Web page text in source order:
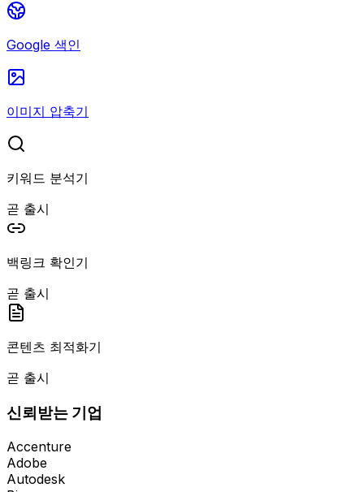
Google 색인
이미지 압축기
키워드 분석기
곧 출시
백링크 확인기
곧 출시
콘텐츠 최적화기
곧 출시
신뢰받는 기업
Accenture
Adobe
Autodesk